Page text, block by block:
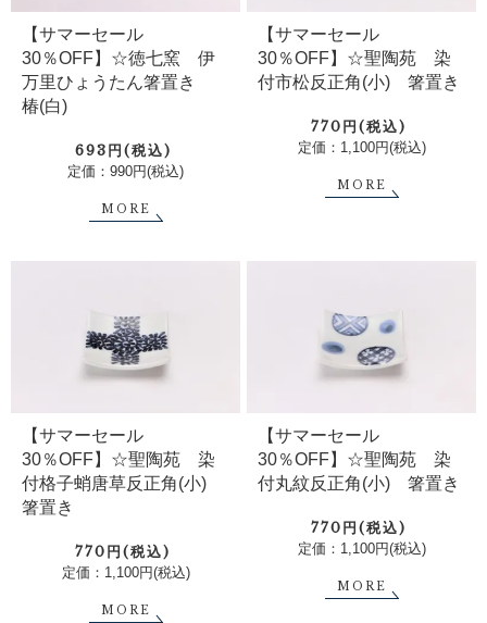
【サマーセール
30％OFF】☆徳七窯 伊
万里ひょうたん箸置き
椿(白)
693円(税込)
定価：990円(税込)
MORE
【サマーセール
30％OFF】☆聖陶苑 染
付市松反正角(小) 箸置き
770円(税込)
定価：1,100円(税込)
MORE
【サマーセール
30％OFF】☆聖陶苑 染
付格子蛸唐草反正角(小)
箸置き
770円(税込)
定価：1,100円(税込)
MORE
【サマーセール
30％OFF】☆聖陶苑 染
付丸紋反正角(小) 箸置き
770円(税込)
定価：1,100円(税込)
MORE